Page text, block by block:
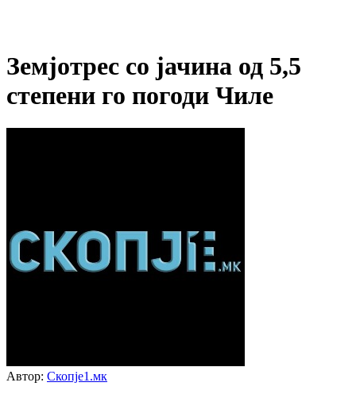
Земјотрес со јачина од 5,5
степени го погоди Чиле
Автор: Скопје1.мк